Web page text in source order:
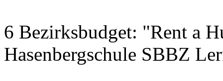
6 Bezirksbudget: "Rent a
Hasenbergschule SBBZ